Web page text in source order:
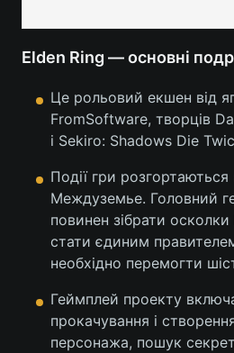
Elden Ring — основні
Це рольовий екшен від
FromSoftware, творців
і Sekiro: Shadows Die
Події гри розгортаються
Междуземье. Головний
повинен зібрати
стати єдиним
необхідно перемогти
Геймплей проекту
прокачування і
персонажа, пошук